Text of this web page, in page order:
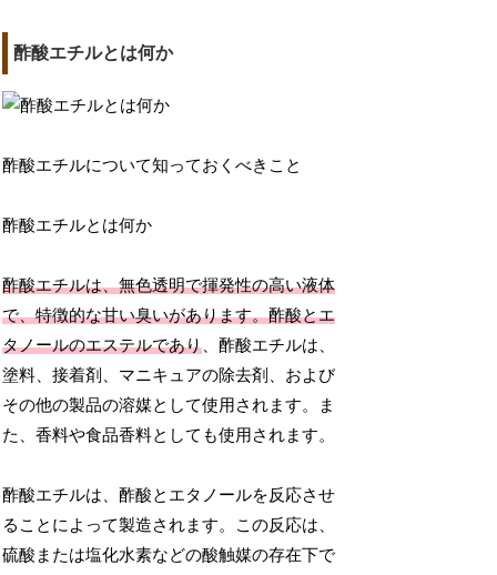
酢酸エチルとは何か
酢酸エチルについて知っておくべきこと
酢酸エチルとは何か
酢酸エチルは、無色透明で揮発性の高い液体
で、特徴的な甘い臭いがあります。酢酸とエ
タノールのエステルであり、酢酸エチルは、
塗料、接着剤、マニキュアの除去剤、および
その他の製品の溶媒として使用されます。ま
た、香料や食品香料としても使用されます。
酢酸エチルは、酢酸とエタノールを反応させ
ることによって製造されます。この反応は、
硫酸または塩化水素などの酸触媒の存在下で